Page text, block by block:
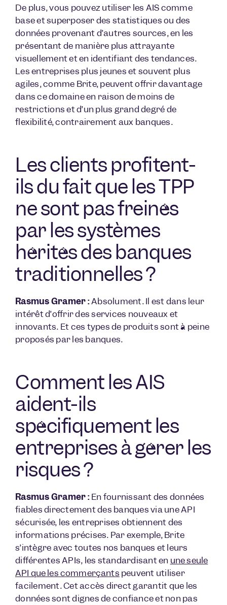
De plus, vous pouvez utiliser les AIS comme
base et superposer des statistiques ou des
données provenant d’autres sources, en les
présentant de manière plus attrayante
visuellement et en identifiant des tendances.
Les entreprises plus jeunes et souvent plus
agiles, comme Brite, peuvent offrir davantage
dans ce domaine en raison de moins de
restrictions et d’un plus grand degré de
flexibilité, contrairement aux banques.
Les clients profitent-
ils du fait que les TPP
ne sont pas freinés
par les systèmes
hérités des banques
traditionnelles ?
Rasmus Gramer :Absolument. Il est dans leur
intérêt d’offrir des services nouveaux et
innovants. Et ces types de produits sont à peine
proposés par les banques.
Comment les AIS
aident-ils
spécifiquement les
entreprises à gérer les
risques ?
Rasmus Gramer :En fournissant des données
fiables directement des banques via une API
sécurisée, les entreprises obtiennent des
informations précises. Par exemple, Brite
s’intègre avec toutes nos banques et leurs
différentes APIs, les standardisant en une seule
API que les commerçants peuvent utiliser
facilement. Cet accès direct garantit que les
données sont dignes de confiance et non pas